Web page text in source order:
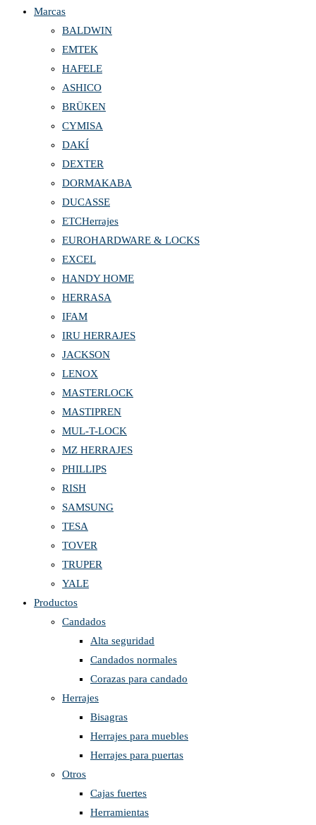
Marcas
BALDWIN
EMTEK
HAFELE
ASHICO
BRÜKEN
CYMISA
DAKÍ
DEXTER
DORMAKABA
DUCASSE
ETCHerrajes
EUROHARDWARE & LOCKS
EXCEL
HANDY HOME
HERRASA
IFAM
IRU HERRAJES
JACKSON
LENOX
MASTERLOCK
MASTIPREN
MUL-T-LOCK
MZ HERRAJES
PHILLIPS
RISH
SAMSUNG
TESA
TOVER
TRUPER
YALE
Productos
Candados
Alta seguridad
Candados normales
Corazas para candado
Herrajes
Bisagras
Herrajes para muebles
Herrajes para puertas
Otros
Cajas fuertes
Herramientas